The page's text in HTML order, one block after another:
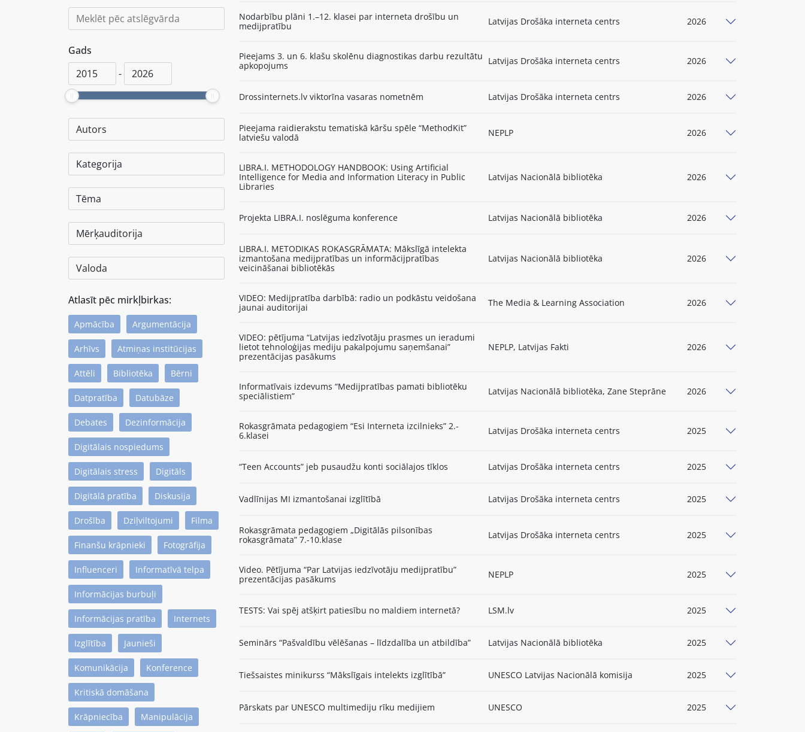
Gads
-
Atlasīt pēc mirkļbirkas:
Apmācība Argumentācija
Arhīvs Atmiņas institūcijas
Attēli Bibliotēka Bērni
Datpratība Datubāze
Debates Dezinformācija
Digitālais nospiedums
Digitālais stress Digitāls
Digitālā pratība Diskusija
Drošība Dziļviltojumi Filma
Finanšu krāpnieki Fotogrāfija
Influenceri Informatīvā telpa
Informācijas burbuļi
Informācijas pratība Internets
Izglītība Jaunieši
Komunikācija Konference
Kritiskā domāšana
Krāpniecība Manipulācija
Nodarbību plāni 1.–12. klasei par interneta drošību un
medijpratību
Latvijas Drošāka interneta centrs 2026
Pieejams 3. un 6. klašu skolēnu diagnostikas darbu rezultātu
apkopojums
Latvijas Drošāka interneta centrs 2026
Drossinternets.lv viktorīna vasaras nometnēm Latvijas Drošāka interneta centrs 2026
Pieejama raidierakstu tematiskā kāršu spēle “MethodKit”
latviešu valodā
NEPLP 2026
LIBRA.I. METHODOLOGY HANDBOOK: Using Artificial
Intelligence for Media and Information Literacy in Public
Libraries
Latvijas Nacionālā bibliotēka 2026
Projekta LIBRA.I. noslēguma konference Latvijas Nacionālā bibliotēka 2026
LIBRA.I. METODIKAS ROKASGRĀMATA: Mākslīgā intelekta
izmantošana medijpratības un informācijpratības
veicināšanai bibliotēkās
Latvijas Nacionālā bibliotēka 2026
VIDEO: Medijpratība darbībā: radio un podkāstu veidošana
jaunai auditorijai
The Media & Learning Association 2026
VIDEO: pētījuma “Latvijas iedzīvotāju prasmes un ieradumi
lietot tehnoloģijas mediju pakalpojumu saņemšanai”
prezentācijas pasākums
NEPLP, Latvijas Fakti 2026
Informatīvais izdevums “Medijpratības pamati bibliotēku
speciālistiem”
Latvijas Nacionālā bibliotēka, Zane Steprāne 2026
Rokasgrāmata pedagogiem “Esi Interneta izcilnieks” 2.-
6.klasei
Latvijas Drošāka interneta centrs 2025
“Teen Accounts” jeb pusaudžu konti sociālajos tīklos Latvijas Drošāka interneta centrs 2025
Vadlīnijas MI izmantošanai izglītībā Latvijas Drošāka interneta centrs 2025
Rokasgrāmata pedagogiem „Digitālās pilsonības
rokasgrāmata” 7.-10.klase
Latvijas Drošāka interneta centrs 2025
Video. Pētījuma “Par Latvijas iedzīvotāju medijpratību”
prezentācijas pasākums
NEPLP 2025
TESTS: Vai spēj atšķirt patiesību no maldiem internetā? LSM.lv 2025
Seminārs “Pašvaldību vēlēšanas – līdzdalība un atbildība” Latvijas Nacionālā bibliotēka 2025
Tiešsaistes minikurss “Mākslīgais intelekts izglītībā” UNESCO Latvijas Nacionālā komisija 2025
Pārskats par UNESCO multimediju rīku medijiem UNESCO 2025